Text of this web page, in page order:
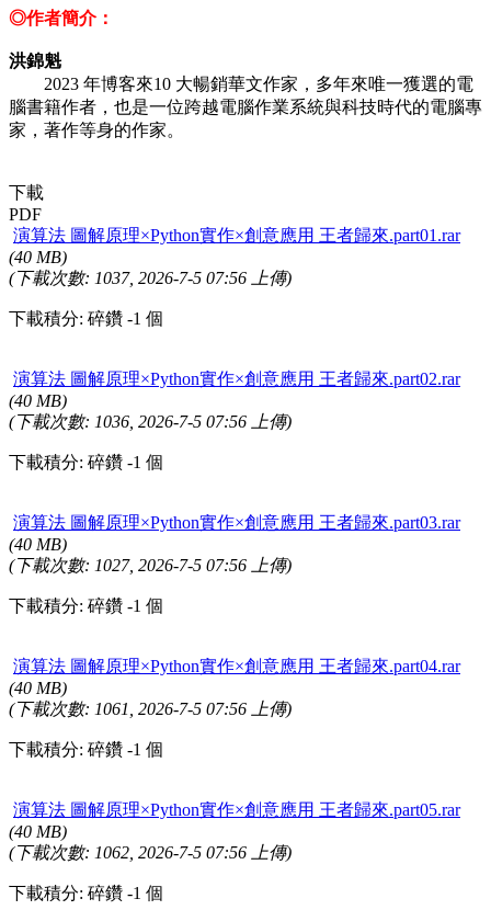
◎作者簡介：
洪錦魁
2023 年博客來10 大暢銷華文作家，多年來唯一獲選的電
腦書籍作者，也是一位跨越電腦作業系統與科技時代的電腦專
家，著作等身的作家。
下載
PDF
演算法 圖解原理×Python實作×創意應用 王者歸來.part01.rar
(40 MB)
(下載次數: 1037, 2026-7-5 07:56 上傳)
下載積分: 碎鑽 -1 個
演算法 圖解原理×Python實作×創意應用 王者歸來.part02.rar
(40 MB)
(下載次數: 1036, 2026-7-5 07:56 上傳)
下載積分: 碎鑽 -1 個
演算法 圖解原理×Python實作×創意應用 王者歸來.part03.rar
(40 MB)
(下載次數: 1027, 2026-7-5 07:56 上傳)
下載積分: 碎鑽 -1 個
演算法 圖解原理×Python實作×創意應用 王者歸來.part04.rar
(40 MB)
(下載次數: 1061, 2026-7-5 07:56 上傳)
下載積分: 碎鑽 -1 個
演算法 圖解原理×Python實作×創意應用 王者歸來.part05.rar
(40 MB)
(下載次數: 1062, 2026-7-5 07:56 上傳)
下載積分: 碎鑽 -1 個